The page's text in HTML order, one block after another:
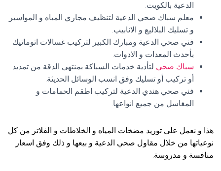
الدعية بالكويت.
معلم سباك صحي الدعية لتنظيف مجاري المياه و المواسير
و تسليك البلاليع و الانابيب.
فني صحي الدعية ومبارك الكبير لتركيب غسالات اتوماتيك
بأحدث المعدات و الادوات.
سباك صحي لتأدية خدمات السباكة بمنتهى الدقة من تمديد
أو تركيب أو تسليك وفق انسب الوسائل الحديثة.
فني صحي هندي الدعية لتركيب اطقم الحمامات و
المغاسل من جميع انواعها.
هذا و نعمل على توريد مضخات المياه و الخلاطات و الفلاتر من كل
نوعياتها من خلال مقاول صحي الدعية و بيعها و ذلك وفق اسعار
منافسة و مدروسة.